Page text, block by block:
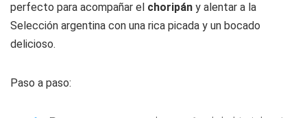
perfecto para acompañar el choripán y alentar a la
Selección argentina con una rica picada y un bocado
delicioso.
Paso a paso: